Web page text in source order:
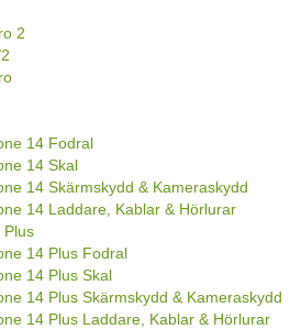
2
14 Fodral
14 Skal
14 Skärmskydd & Kameraskydd
14 Laddare, Kablar & Hörlurar
Plus
14 Plus Fodral
14 Plus Skal
14 Plus Skärmskydd & Kameraskydd
14 Plus Laddare, Kablar & Hörlurar